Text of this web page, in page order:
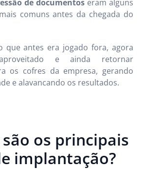
de documentos eram alguns
comuns antes da chegada do
que antes era jogado fora, agora
e ainda retornar
os cofres da empresa, gerando
e alavancando os resultados.
os principais
implantação?